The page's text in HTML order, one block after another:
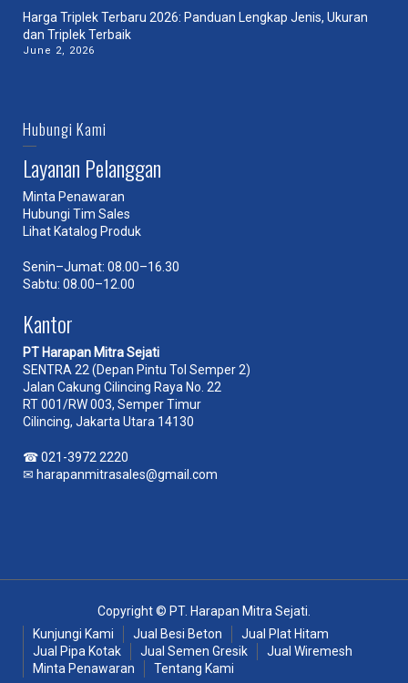
Harga Triplek Terbaru 2026: Panduan Lengkap Jenis, Ukuran
dan Triplek Terbaik
June 2, 2026
Hubungi Kami
Layanan Pelanggan
Minta Penawaran
Hubungi Tim Sales
Lihat Katalog Produk
Senin–Jumat: 08.00–16.30
Sabtu: 08.00–12.00
Kantor
PT Harapan Mitra Sejati
SENTRA 22 (Depan Pintu Tol Semper 2)
Jalan Cakung Cilincing Raya No. 22
RT 001/RW 003, Semper Timur
Cilincing, Jakarta Utara 14130
☎021-3972 2220
✉ harapanmitrasales@gmail.com
Copyright © PT. Harapan Mitra Sejati.
Kunjungi Kami
Jual Besi Beton
Jual Plat Hitam
Jual Pipa Kotak
Jual Semen Gresik
Jual Wiremesh
Minta Penawaran
Tentang Kami